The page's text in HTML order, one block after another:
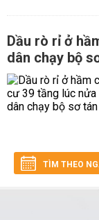
Dầu rò rỉ ở
dân chạy bộ
TÌM THEO